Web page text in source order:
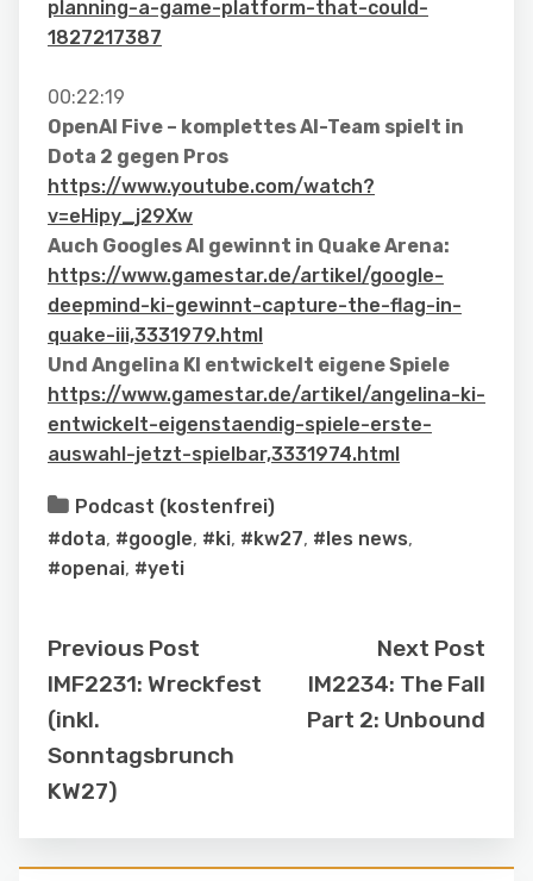
planning-a-game-platform-that-could-
1827217387
00:22:19
OpenAI Five – komplettes AI-Team spielt in
Dota 2 gegen Pros
https://www.youtube.com/watch?
v=eHipy_j29Xw
Auch Googles AI gewinnt in Quake Arena:
https://www.gamestar.de/artikel/google-
deepmind-ki-gewinnt-capture-the-flag-in-
quake-iii,3331979.html
Und Angelina KI entwickelt eigene Spiele
https://www.gamestar.de/artikel/angelina-ki-
entwickelt-eigenstaendig-spiele-erste-
auswahl-jetzt-spielbar,3331974.html
Podcast (kostenfrei)
#dota, #google, #ki, #kw27, #les news,
#openai, #yeti
Previous Post
IMF2231: Wreckfest
(inkl.
Sonntagsbrunch
KW27)
Next Post
IM2234: The Fall
Part 2: Unbound